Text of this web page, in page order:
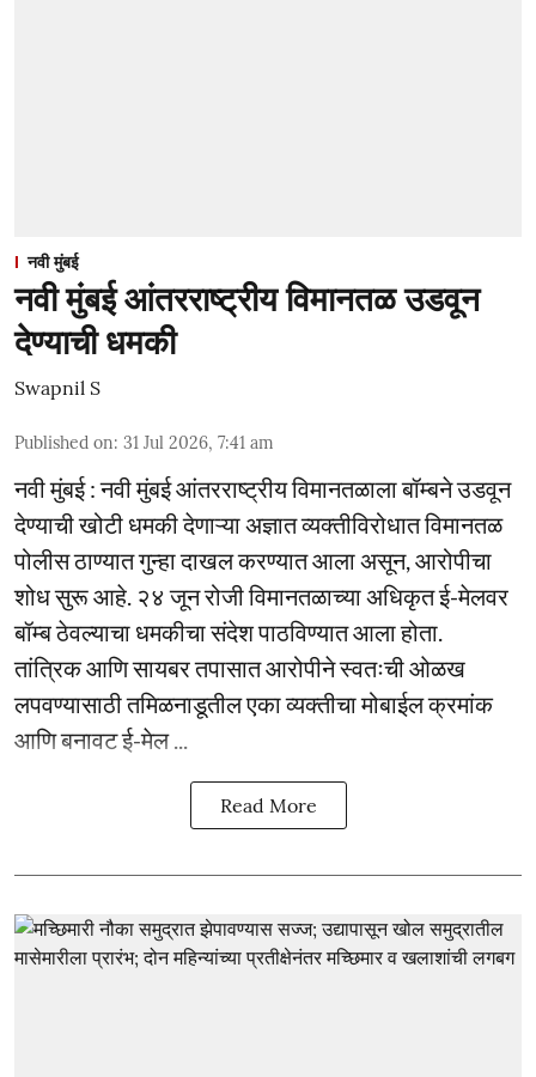
नवी मुंबई
नवी मुंबई आंतरराष्ट्रीय विमानतळ उडवून
देण्याची धमकी
Swapnil S
Published on: 31 Jul 2026, 7:41 am
नवी मुंबई : नवी मुंबई आंतरराष्ट्रीय विमानतळाला बॉम्बने उडवून
देण्याची खोटी धमकी देणाऱ्या अज्ञात व्यक्तीविरोधात विमानतळ
पोलीस ठाण्यात गुन्हा दाखल करण्यात आला असून, आरोपीचा
शोध सुरू आहे. २४ जून रोजी विमानतळाच्या अधिकृत ई-मेलवर
बॉम्ब ठेवल्याचा धमकीचा संदेश पाठविण्यात आला होता.
तांत्रिक आणि सायबर तपासात आरोपीने स्वतःची ओळख
लपवण्यासाठी तमिळनाडूतील एका व्यक्तीचा मोबाईल क्रमांक
आणि बनावट ई-मेल ...
Read More